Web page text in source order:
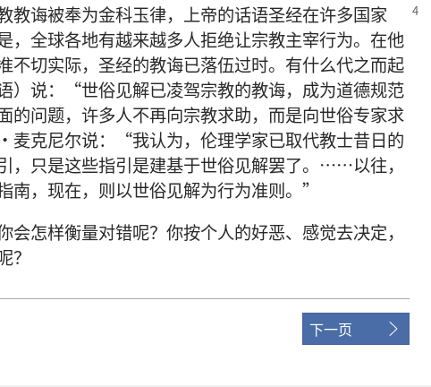
教诲被奉为金科玉律，上帝的话语圣经在许多国家
，全球各地有越来越多人拒绝让宗教主宰行为。在他
不切实际，圣经的教诲已落伍过时。有什么代之而起
）说：“世俗见解已凌驾宗教的教诲，成为道德规范
的问题，许多人不再向宗教求助，而是向世俗专家求
麦克尼尔说：“我认为，伦理学家已取代教士昔日的
，只是这些指引是建基于世俗见解罢了。……以往，
南，现在，则以世俗见解为行为准则。”
会怎样衡量对错呢？你按个人的好恶、感觉去决定，
？
下一页